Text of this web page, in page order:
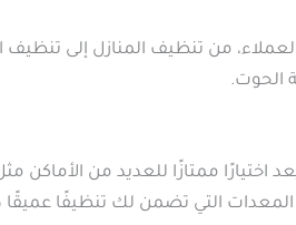
من تنظيف المنازل إلى تنظيف
الحوت.
اختيارًا ممتازًا للعديد من الأماكن
التي تضمن لك تنظيفًا عميقًا